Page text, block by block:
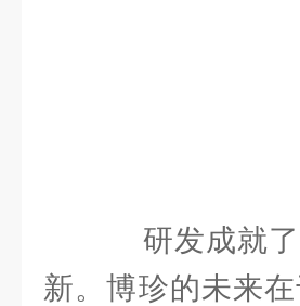
研发成就了
新。博珍的未来